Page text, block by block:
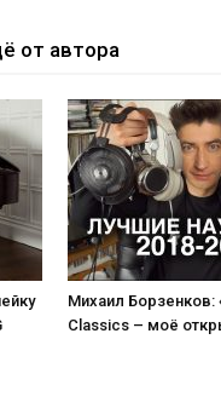
от автора
Михаил Борзенков:
Classics – моё